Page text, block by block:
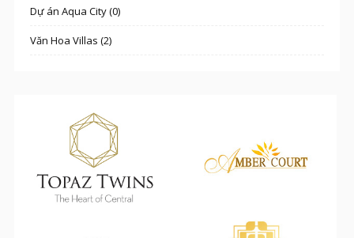
Dự án Aqua City (0)
Văn Hoa Villas (2)